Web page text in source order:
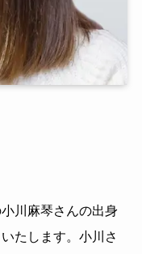
川麻琴さんの出身
たします。小川さ